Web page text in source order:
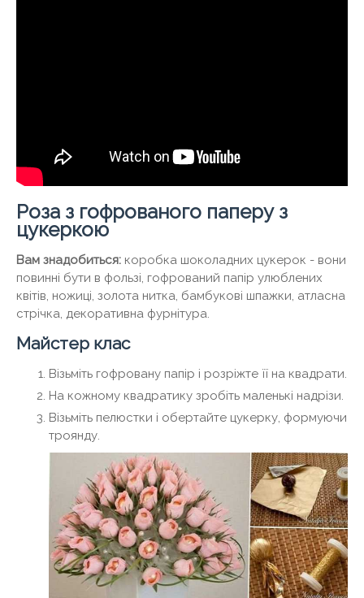
Роза з гофрованого паперу з
цукеркою
Вам знадобиться: коробка шоколадних цукерок - вони
повинні бути в фользі, гофрований папір улюблених
квітів, ножиці, золота нитка, бамбукові шпажки, атласна
стрічка, декоративна фурнітура.
Майстер клас
Візьміть гофровану папір і розріжте її на квадрати.
На кожному квадратику зробіть маленькі надрізи.
Візьміть пелюстки і обертайте цукерку, формуючи
троянду.